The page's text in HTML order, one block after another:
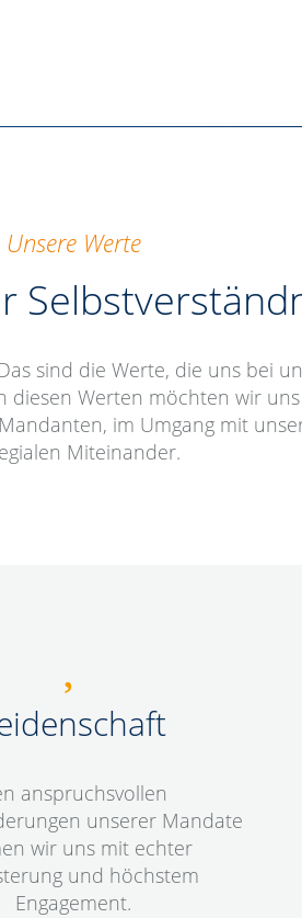
Unsere Werte
sind die Werte, die uns bei
Werten möchten wir uns
im Umgang mit
Miteinander.
anspruchsvollen
unserer Mandate
wir uns mit echter
und höchstem
Engagement.